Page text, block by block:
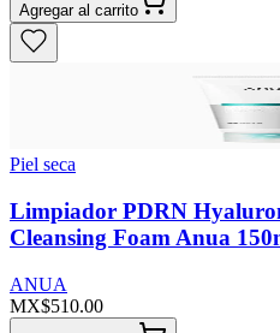
Agregar al carrito
Piel seca
Limpiador PDRN
Cleansing Foam Anua
ANUA
MX$510.00